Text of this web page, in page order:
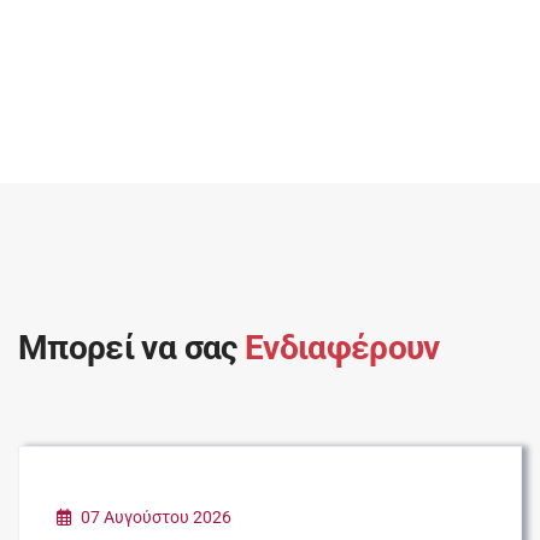
Μπορεί να σας Ενδιαφέρουν
07 Αυγούστου 2026